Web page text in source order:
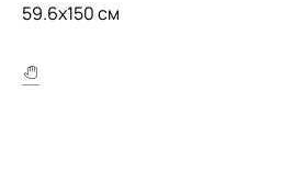
59.6x150 см